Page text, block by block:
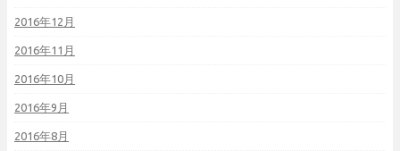
2016年12月
2016年11月
2016年10月
2016年9月
2016年8月